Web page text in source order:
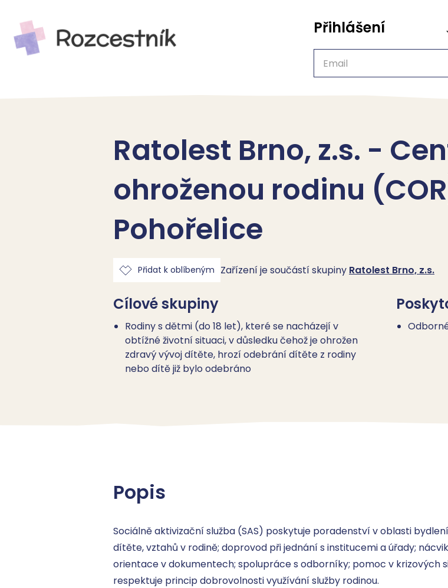
Přihlášení
Ratolest Brno, z.s. -
ohroženou rodinu
Pohořelice
Přidat k oblíbeným Zařízení je součástí skupiny Ratolest Brno, z.s.
Cílové skupiny
Rodiny s dětmi (do 18 let), které se nacházejí v
obtížné životní situaci, v důsledku čehož je ohrožen
zdravý vývoj dítěte, hrozí odebrání dítěte z rodiny
nebo dítě již bylo odebráno
Popis
Sociálně aktivizační služba (SAS) poskytuje poradenství v oblasti
dítěte, vztahů v rodině; doprovod při jednání s institucemi a úřady;
orientace v dokumentech; spolupráce s odborníky; pomoc v krizových
respektuje princip dobrovolnosti využívání služby rodinou.